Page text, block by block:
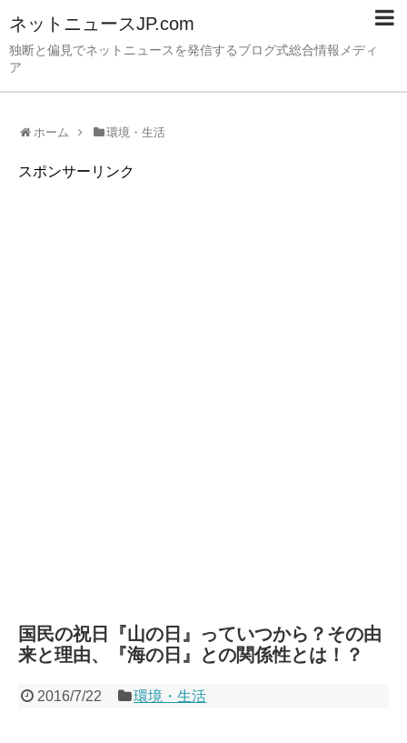
ネットニュースJP.com
独断と偏見でネットニュースを発信するブログ式総合情報メディ
ア
ホーム 環境・生活
スポンサーリンク
国民の祝日『山の日』っていつから？その由
来と理由、『海の日』との関係性とは！？
2016/7/22 環境・生活